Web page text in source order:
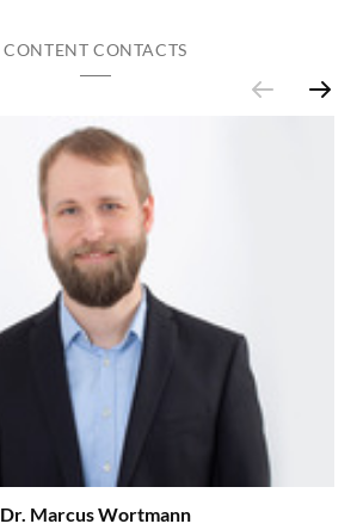
CONTENT CONTACTS
Dr. Marcus Wortmann